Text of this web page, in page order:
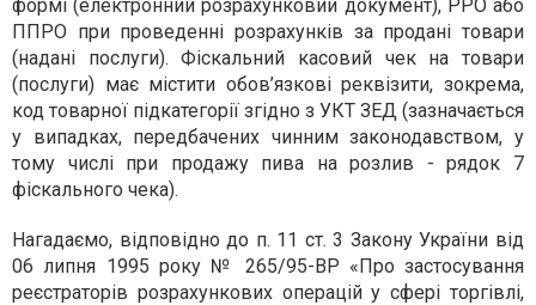
формі (електронний розрахунковий документ), РРО або
ППРО при проведенні розрахунків за продані товари
(надані послуги). Фіскальний касовий чек на товари
(послуги) має містити обов’язкові реквізити, зокрема,
код товарної підкатегорії згідно з УКТ ЗЕД (зазначається
у випадках, передбачених чинним законодавством, у
тому числі при продажу пива на розлив - рядок 7
фіскального чека).
Нагадаємо, відповідно до п. 11 ст. 3 Закону України від
06 липня 1995 року № 265/95-ВР «Про застосування
реєстраторів розрахункових операцій у сфері торгівлі,